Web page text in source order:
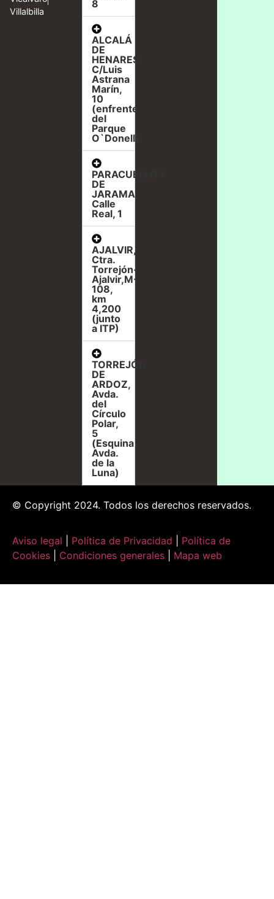
Villalbilla
8
ALCALÁ
DE
HENARES,
C/Luis
Astrana
Marín,
10
(enfrente
del
Parque
O`Donell)
PARACUELLOS
DE
JARAMA,
Calle
Real, 1
AJALVIR,
Ctra.
Torrejón-
Ajalvir,M-
108,
km
4,200
(junto
a ITP)
TORREJÓN
DE
ARDOZ,
Avda.
del
Círculo
Polar,
5
(Esquina
Avda.
de la
Luna)
© Copyright 2024. Todos los derechos reservados.
Aviso legal Política de Privacidad
Política de
Cookies
Condiciones generales Mapa web